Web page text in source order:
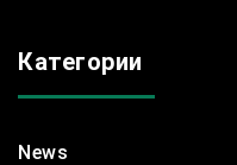
Категории
News